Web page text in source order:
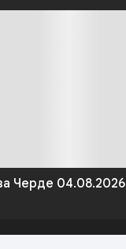
Черде 04.08.2026